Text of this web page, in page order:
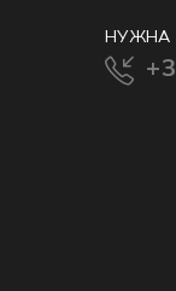
НУЖНА